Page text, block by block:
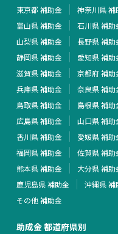
東京都 補助金
神奈川県 補
富山県 補助金
石川県 補助
山梨県 補助金
長野県 補助
静岡県 補助金
愛知県 補助
滋賀県 補助金
京都府 補助
兵庫県 補助金
奈良県 補助
鳥取県 補助金
島根県 補助
広島県 補助金
山口県 補助
香川県 補助金
愛媛県 補助
福岡県 補助金
佐賀県 補助
熊本県 補助金
大分県 補助
鹿児島県 補助金
沖縄県 補
その他 補助金
助成金 都道府県別